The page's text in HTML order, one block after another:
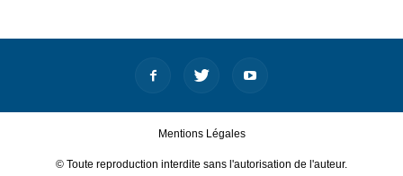
Mentions Légales
© Toute reproduction interdite sans l'autorisation de l'auteur.